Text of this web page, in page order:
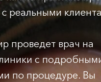
реальными
проведет врач на
с
по процедуре. Вы